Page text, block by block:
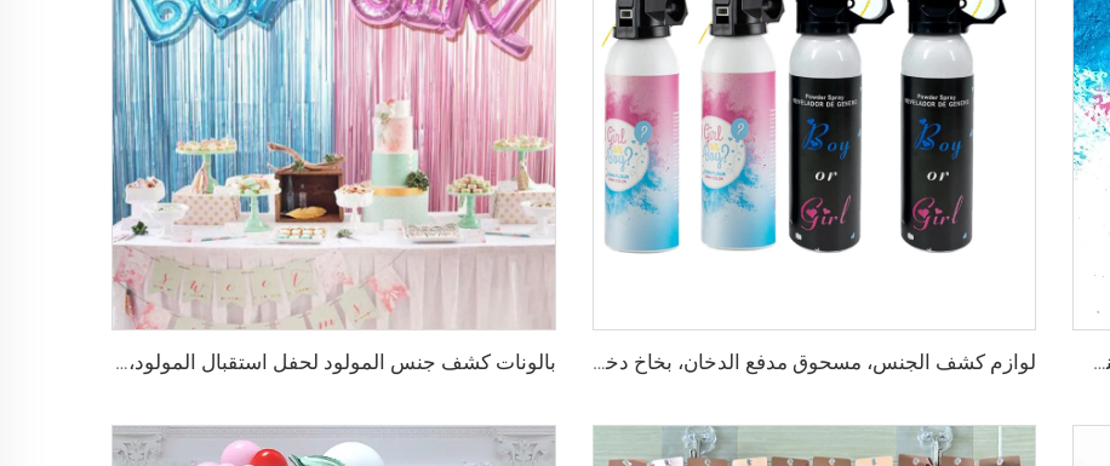
كرة قدم للكشف عن الجنس، طقم كشف عن الجنس على شكل كرة رجبي مع بودرة زرقاء ووردية، كرة منفجرة للذكور أو الإناث، حفل استقبال للمواليد لوازم كشف الجنس، مسحوق مدفع الدخان، بخاخ دخان، بندقية تحية نارية، ألعاب نارية، قنابل حفل بالونات كشف جنس المولود لحفل استقبال المولود، وستائر من الفويل، وإمدادات ديكور